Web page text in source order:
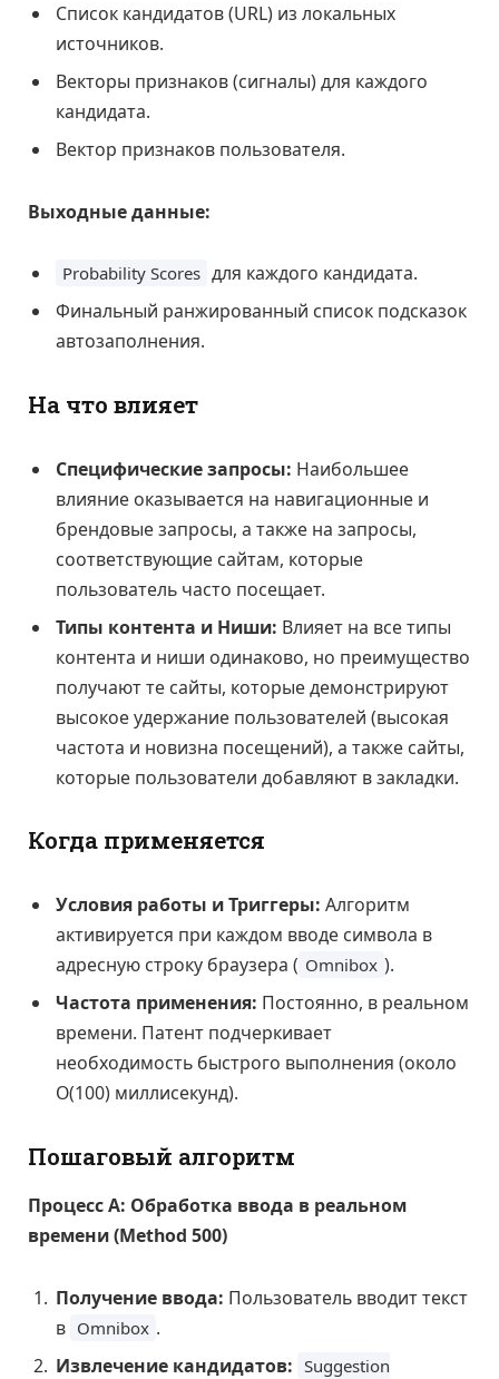
Список кандидатов (URL) из локальных
источников.
Векторы признаков (сигналы) для каждого
кандидата.
Вектор признаков пользователя.
Выходные данные:
Probability Scores для каждого кандидата.
Финальный ранжированный список подсказок
автозаполнения.
На что влияет
Специфические запросы: Наибольшее
влияние оказывается на навигационные и
брендовые запросы, а также на запросы,
соответствующие сайтам, которые
пользователь часто посещает.
Типы контента и Ниши: Влияет на все типы
контента и ниши одинаково, но преимущество
получают те сайты, которые демонстрируют
высокое удержание пользователей (высокая
частота и новизна посещений), а также сайты,
которые пользователи добавляют в закладки.
Когда применяется
Условия работы и Триггеры: Алгоритм
активируется при каждом вводе символа в
адресную строку браузера ( Omnibox ).
Частота применения: Постоянно, в реальном
времени. Патент подчеркивает
необходимость быстрого выполнения (около
O(100) миллисекунд).
Пошаговый алгоритм
Процесс А: Обработка ввода в реальном
времени (Method 500)
Получение ввода: Пользователь вводит текст
в Omnibox .
Извлечение кандидатов: Suggestion